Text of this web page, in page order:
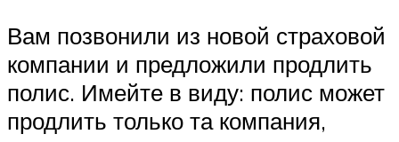
Вам позвонили из новой страховой
компании и предложили продлить
полис. Имейте в виду: полис может
продлить только та компания,